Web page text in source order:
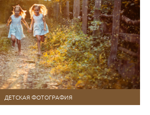
ДЕТСКАЯ ФОТОГРАФИЯ